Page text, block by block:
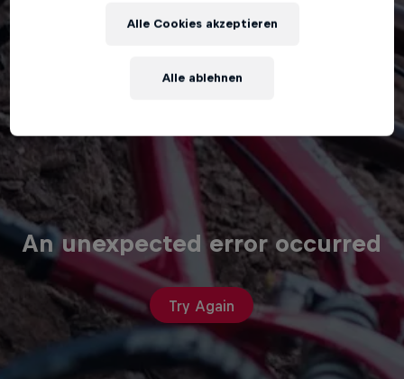
An unexpected error occurred
Try Again
Alle ablehnen
Alle Cookies akzeptieren